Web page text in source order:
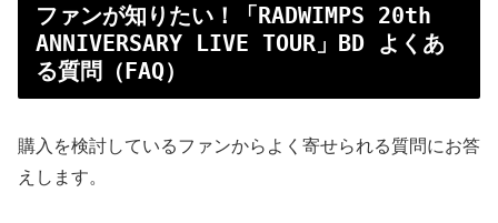
ファンが知りたい！「RADWIMPS 20th
ANNIVERSARY LIVE TOUR」BD よくあ
る質問（FAQ）
購入を検討しているファンからよく寄せられる質問にお答
えします。